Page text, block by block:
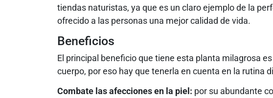
tiendas naturistas, ya que es un claro ejemplo de la
ofrecido a las personas una mejor calidad de vida.
Beneficios
El principal beneficio que tiene esta planta milagrosa
cuerpo, por eso hay que tenerla en cuenta en la rutina
Combate las afecciones en la piel: por su abundante